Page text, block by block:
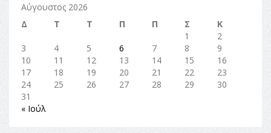
Αύγουστος 2026
Δ
Τ Τ Π Π Σ
Κ
1
2
3
4 5 6 7 8
9
10
11 12 13 14 15
16
17
18 19 20 21 22
23
24
25 26 27 28 29
30
31
« Ιούλ